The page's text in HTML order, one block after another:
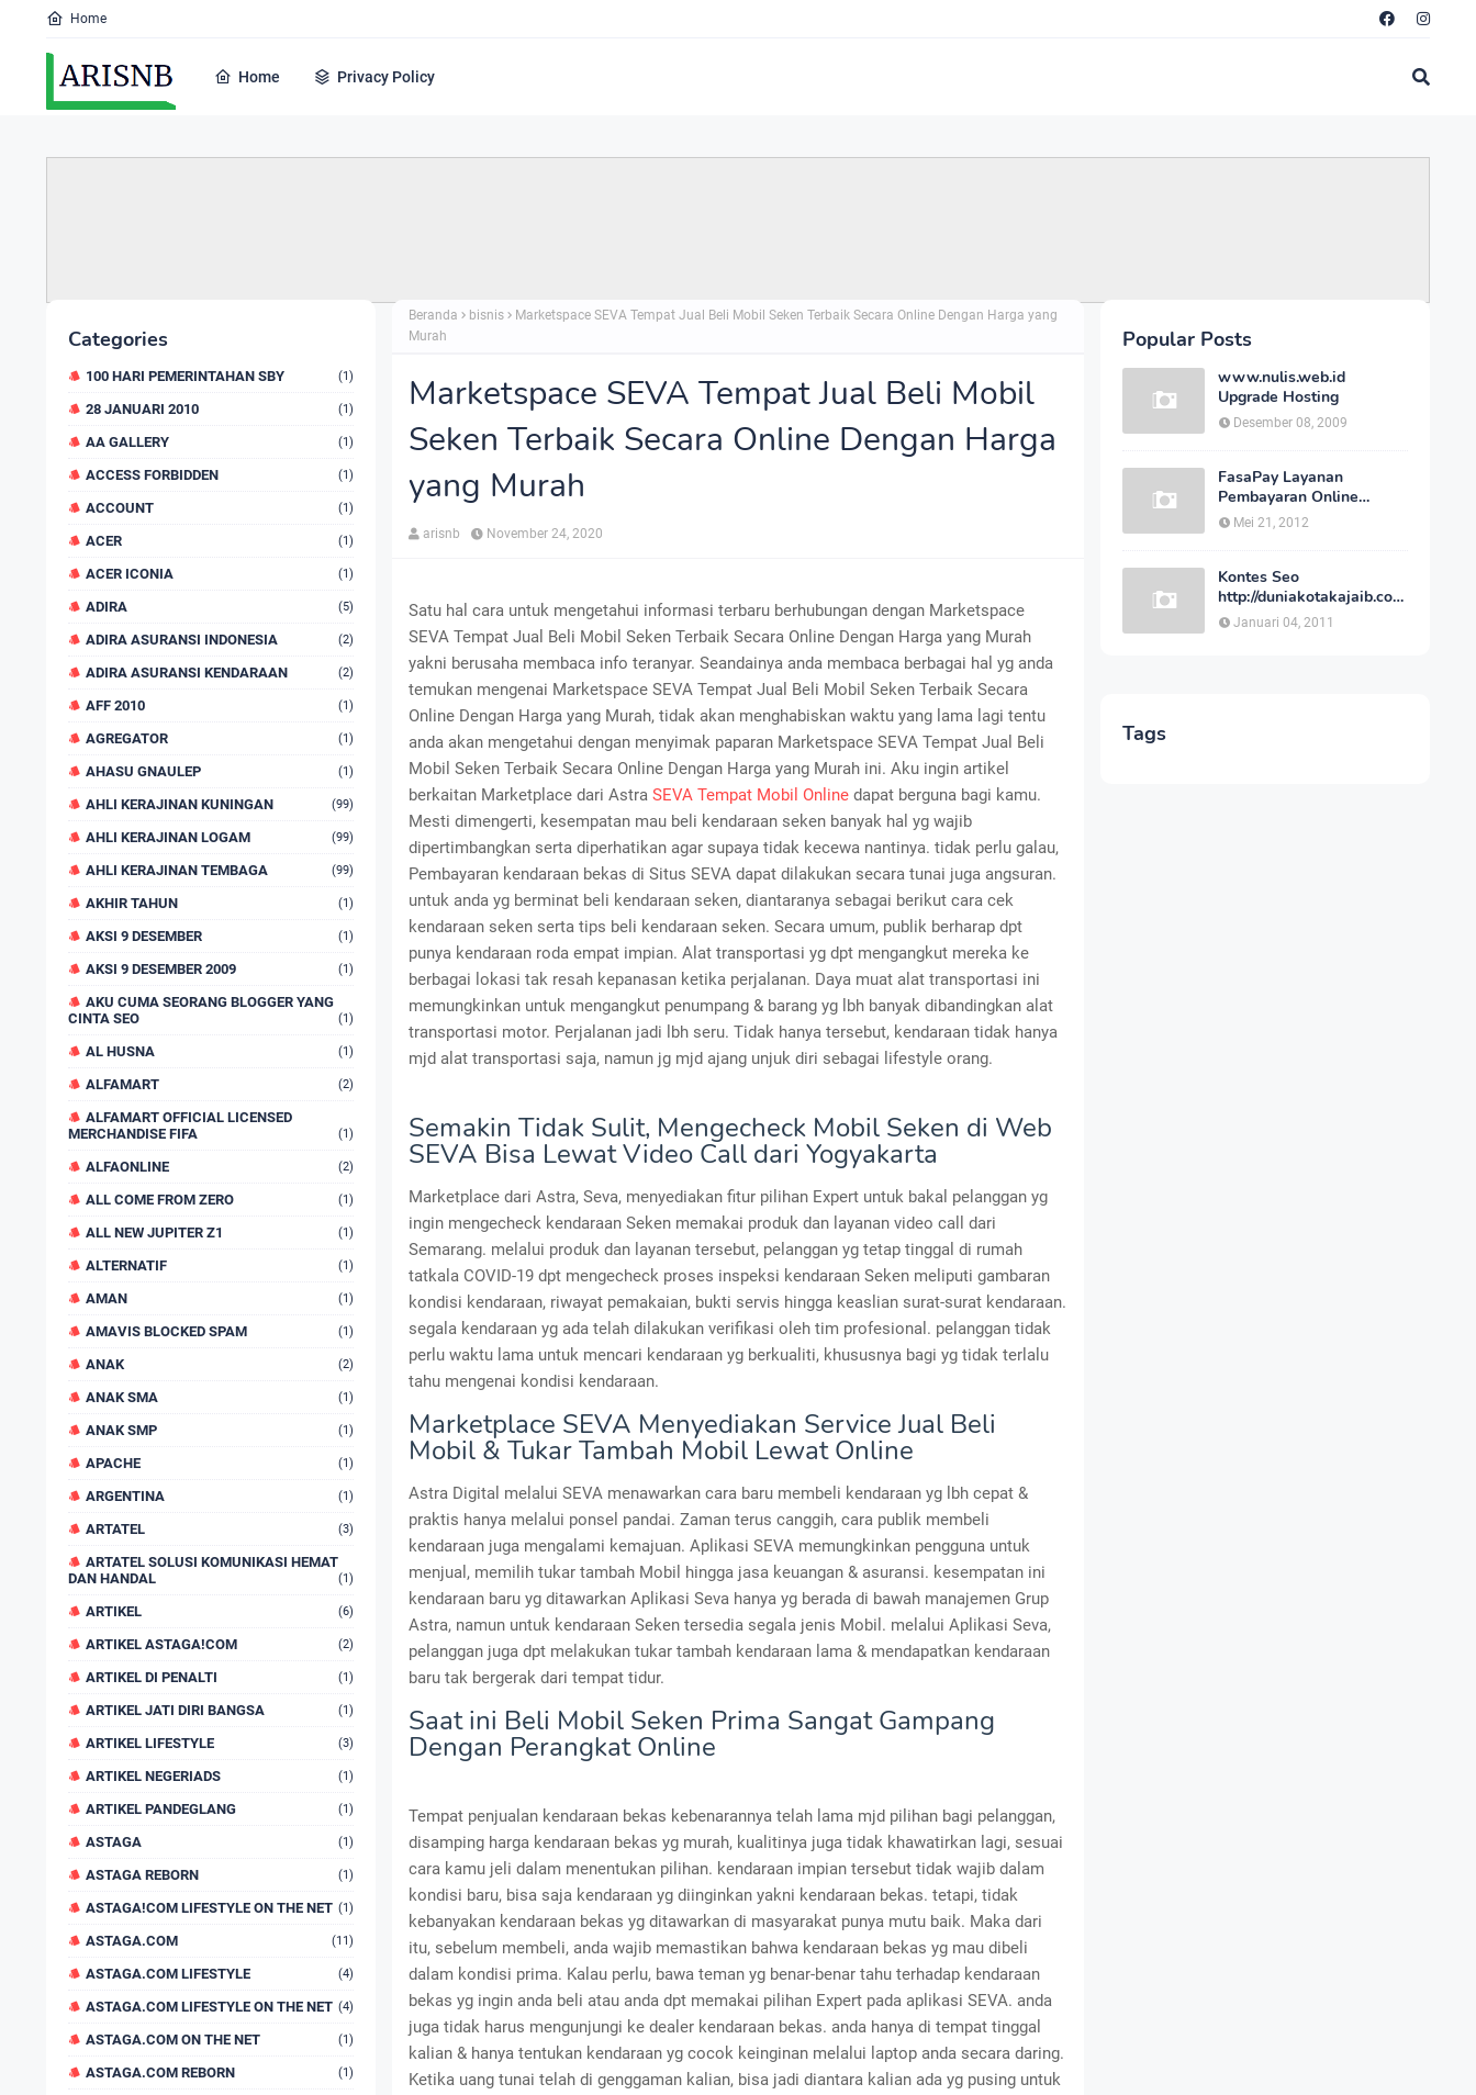
Home
Home Privacy Policy
Categories
100 HARI PEMERINTAHAN SBY (1)
28 JANUARI 2010 (1)
AA GALLERY (1)
ACCESS FORBIDDEN (1)
ACCOUNT (1)
ACER (1)
ACER ICONIA (1)
ADIRA (5)
ADIRA ASURANSI INDONESIA (2)
ADIRA ASURANSI KENDARAAN (2)
AFF 2010 (1)
AGREGATOR (1)
AHASU GNAULEP (1)
AHLI KERAJINAN KUNINGAN (99)
AHLI KERAJINAN LOGAM (99)
AHLI KERAJINAN TEMBAGA (99)
AKHIR TAHUN (1)
AKSI 9 DESEMBER (1)
AKSI 9 DESEMBER 2009 (1)
AKU CUMA SEORANG BLOGGER YANG
CINTA SEO
(1)
AL HUSNA (1)
ALFAMART (2)
ALFAMART OFFICIAL LICENSED
MERCHANDISE FIFA
(1)
ALFAONLINE (2)
ALL COME FROM ZERO (1)
ALL NEW JUPITER Z1 (1)
ALTERNATIF (1)
AMAN (1)
AMAVIS BLOCKED SPAM (1)
ANAK (2)
ANAK SMA (1)
ANAK SMP (1)
APACHE (1)
ARGENTINA (1)
ARTATEL (3)
ARTATEL SOLUSI KOMUNIKASI HEMAT
DAN HANDAL
(1)
ARTIKEL (6)
ARTIKEL ASTAGA!COM (2)
ARTIKEL DI PENALTI (1)
ARTIKEL JATI DIRI BANGSA (1)
ARTIKEL LIFESTYLE (3)
ARTIKEL NEGERIADS (1)
ARTIKEL PANDEGLANG (1)
ASTAGA (1)
ASTAGA REBORN (1)
ASTAGA!COM LIFESTYLE ON THE NET (1)
ASTAGA.COM (11)
ASTAGA.COM LIFESTYLE (4)
ASTAGA.COM LIFESTYLE ON THE NET (4)
ASTAGA.COM ON THE NET (1)
ASTAGA.COM REBORN (1)
Beranda bisnis
Marketspace SEVA Tempat Jual Beli Mobil Seken Terbaik Secara Online Dengan Harga yang
Murah
Marketspace SEVA Tempat Jual Beli Mobil
Seken Terbaik Secara Online Dengan Harga
yang Murah
arisnb November 24, 2020
Satu hal cara untuk mengetahui informasi terbaru berhubungan dengan Marketspace
SEVA Tempat Jual Beli Mobil Seken Terbaik Secara Online Dengan Harga yang Murah
yakni berusaha membaca info teranyar. Seandainya anda membaca berbagai hal yg anda
temukan mengenai Marketspace SEVA Tempat Jual Beli Mobil Seken Terbaik Secara
Online Dengan Harga yang Murah, tidak akan menghabiskan waktu yang lama lagi tentu
anda akan mengetahui dengan menyimak paparan Marketspace SEVA Tempat Jual Beli
Mobil Seken Terbaik Secara Online Dengan Harga yang Murah ini. Aku ingin artikel
berkaitan Marketplace dari Astra SEVA Tempat Mobil Online dapat berguna bagi kamu.
Mesti dimengerti, kesempatan mau beli kendaraan seken banyak hal yg wajib
dipertimbangkan serta diperhatikan agar supaya tidak kecewa nantinya. tidak perlu galau,
Pembayaran kendaraan bekas di Situs SEVA dapat dilakukan secara tunai juga angsuran.
untuk anda yg berminat beli kendaraan seken, diantaranya sebagai berikut cara cek
kendaraan seken serta tips beli kendaraan seken. Secara umum, publik berharap dpt
punya kendaraan roda empat impian. Alat transportasi yg dpt mengangkut mereka ke
berbagai lokasi tak resah kepanasan ketika perjalanan. Daya muat alat transportasi ini
memungkinkan untuk mengangkut penumpang & barang yg lbh banyak dibandingkan alat
transportasi motor. Perjalanan jadi lbh seru. Tidak hanya tersebut, kendaraan tidak hanya
mjd alat transportasi saja, namun jg mjd ajang unjuk diri sebagai lifestyle orang.
Semakin Tidak Sulit, Mengecheck Mobil Seken di Web
SEVA Bisa Lewat Video Call dari Yogyakarta
Marketplace dari Astra, Seva, menyediakan fitur pilihan Expert untuk bakal pelanggan yg
ingin mengecheck kendaraan Seken memakai produk dan layanan video call dari
Semarang. melalui produk dan layanan tersebut, pelanggan yg tetap tinggal di rumah
tatkala COVID-19 dpt mengecheck proses inspeksi kendaraan Seken meliputi gambaran
kondisi kendaraan, riwayat pemakaian, bukti servis hingga keaslian surat-surat kendaraan.
segala kendaraan yg ada telah dilakukan verifikasi oleh tim profesional. pelanggan tidak
perlu waktu lama untuk mencari kendaraan yg berkualiti, khususnya bagi yg tidak terlalu
tahu mengenai kondisi kendaraan.
Marketplace SEVA Menyediakan Service Jual Beli
Mobil & Tukar Tambah Mobil Lewat Online
Astra Digital melalui SEVA menawarkan cara baru membeli kendaraan yg lbh cepat &
praktis hanya melalui ponsel pandai. Zaman terus canggih, cara publik membeli
kendaraan juga mengalami kemajuan. Aplikasi SEVA memungkinkan pengguna untuk
menjual, memilih tukar tambah Mobil hingga jasa keuangan & asuransi. kesempatan ini
kendaraan baru yg ditawarkan Aplikasi Seva hanya yg berada di bawah manajemen Grup
Astra, namun untuk kendaraan Seken tersedia segala jenis Mobil. melalui Aplikasi Seva,
pelanggan juga dpt melakukan tukar tambah kendaraan lama & mendapatkan kendaraan
baru tak bergerak dari tempat tidur.
Saat ini Beli Mobil Seken Prima Sangat Gampang
Dengan Perangkat Online
Tempat penjualan kendaraan bekas kebenarannya telah lama mjd pilihan bagi pelanggan,
disamping harga kendaraan bekas yg murah, kualitinya juga tidak khawatirkan lagi, sesuai
cara kamu jeli dalam menentukan pilihan. kendaraan impian tersebut tidak wajib dalam
kondisi baru, bisa saja kendaraan yg diinginkan yakni kendaraan bekas. tetapi, tidak
kebanyakan kendaraan bekas yg ditawarkan di masyarakat punya mutu baik. Maka dari
itu, sebelum membeli, anda wajib memastikan bahwa kendaraan bekas yg mau dibeli
dalam kondisi prima. Kalau perlu, bawa teman yg benar-benar tahu terhadap kendaraan
bekas yg ingin anda beli atau anda dpt memakai pilihan Expert pada aplikasi SEVA. anda
juga tidak harus mengunjungi ke dealer kendaraan bekas. anda hanya di tempat tinggal
kalian & hanya tentukan kendaraan yg cocok keinginan melalui laptop anda secara daring.
Ketika uang tunai telah di genggaman kalian, bisa jadi diantara kalian ada yg pusing untuk
Popular Posts
www.nulis.web.id
Upgrade Hosting
Desember 08, 2009
FasaPay Layanan
Pembayaran Online
Indonesia Cepat dan
Mei 21, 2012
Kontes Seo
http://duniakotakajaib.com
SCAM
Januari 04, 2011
Tags